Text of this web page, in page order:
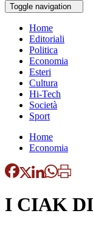
Toggle navigation
Home
Editoriali
Politica
Economia
Esteri
Cultura
Hi-Tech
Società
Sport
Home
Economia
I CIAK